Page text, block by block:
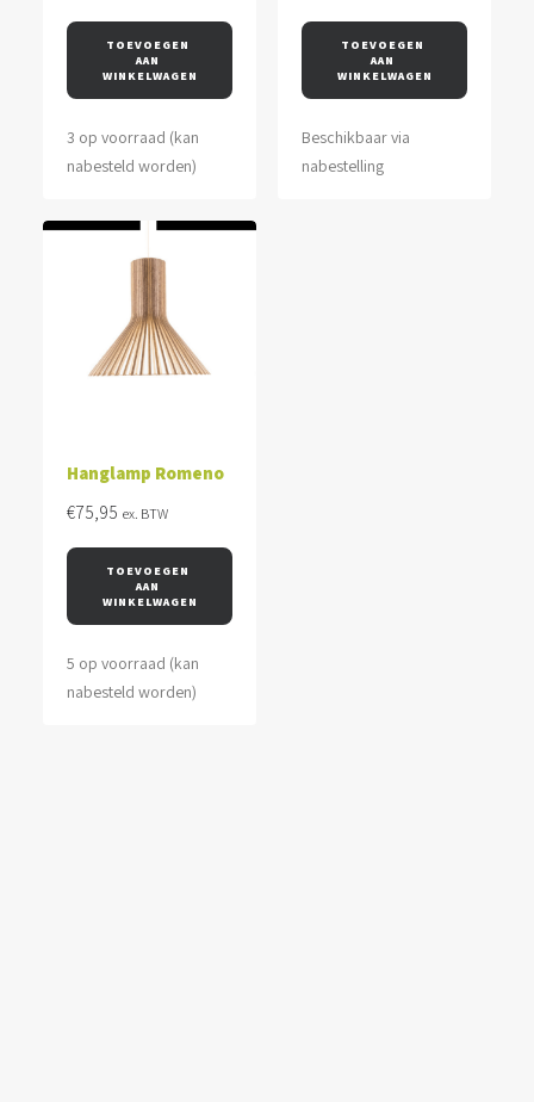
was:
€74,95.
is:
€69,95.
TOEVOEGEN
AAN
WINKELWAGEN
3 op voorraad (kan
nabesteld worden)
was:
€109,95.
is:
€99,95.
TOEVOEGEN
AAN
WINKELWAGEN
Beschikbaar via
nabestelling
Hanglamp Romeno
€75,95 ex. BTW
TOEVOEGEN
AAN
WINKELWAGEN
5 op voorraad (kan
nabesteld worden)